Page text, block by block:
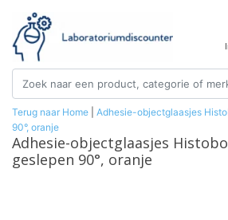
Terug naar Home
Adhesie-objectglaasjes
90°, oranje
Adhesie-objectglaasjes
geslepen 90°, oranje